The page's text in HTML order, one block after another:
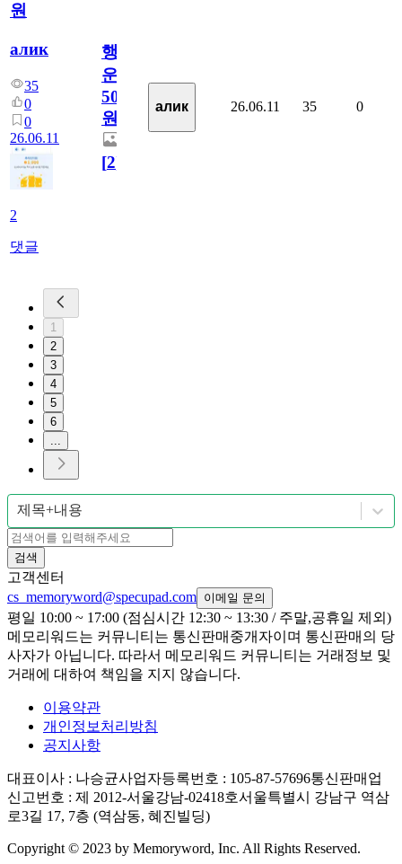
원
алик
35
0
0
26.06.11
2
댓글
행
운
5000
원
[2]
алик 26.06.11 35 0
1
2
3
4
5
6
제목+내용
검색
고객센터
cs_memoryword@specupad.com 이메일 문의
평일 10:00 ~ 17:00 (점심시간 12:30 ~ 13:30 / 주말,공휴일 제외)
메모리워드는 커뮤니티는 통신판매중개자이며 통신판매의 당
사자가 아닙니다. 따라서 메모리워드 커뮤니티는 거래정보 및
거래에 대하여 책임을 지지 않습니다.
이용약관
개인정보처리방침
공지사항
대표이사 : 나승균사업자등록번호 : 105-87-57696통신판매업
신고번호 : 제 2012-서울강남-02418호서울특별시 강남구 역삼
로3길 17, 7층 (역삼동, 혜진빌딩)
Copyright © 2023 by Memoryword, Inc. All Rights Reserved.